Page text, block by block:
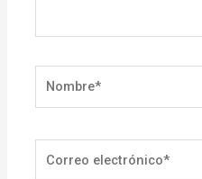
electrónico*